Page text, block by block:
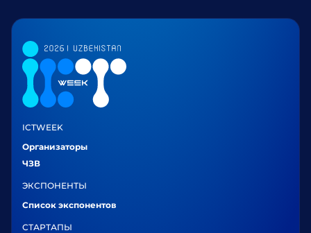
ICTWEEK
Организаторы
ЧЗВ
ЭКСПОНЕНТЫ
Список экспонентов
СТАРТАПЫ